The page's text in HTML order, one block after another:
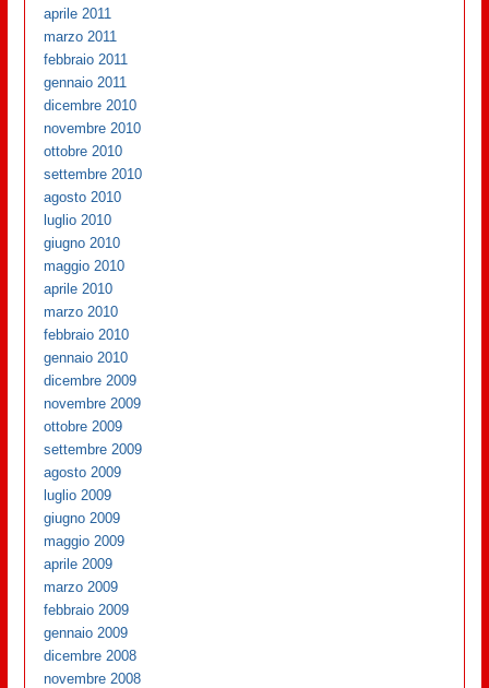
aprile 2011
marzo 2011
febbraio 2011
gennaio 2011
dicembre 2010
novembre 2010
ottobre 2010
settembre 2010
agosto 2010
luglio 2010
giugno 2010
maggio 2010
aprile 2010
marzo 2010
febbraio 2010
gennaio 2010
dicembre 2009
novembre 2009
ottobre 2009
settembre 2009
agosto 2009
luglio 2009
giugno 2009
maggio 2009
aprile 2009
marzo 2009
febbraio 2009
gennaio 2009
dicembre 2008
novembre 2008